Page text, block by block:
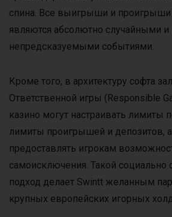
спина. Все выигрыши и проигрыши
являются абсолютно случайными и
непредсказуемыми событиями.
Кроме того, в архитектуру софта
Ответственной игры (Responsible
казино могут настраивать лимиты
лимиты проигрышей и депозитов,
предоставлять игрокам
самоисключения. Такой социально
подход делает Swintt желанным
крупных европейских игорных